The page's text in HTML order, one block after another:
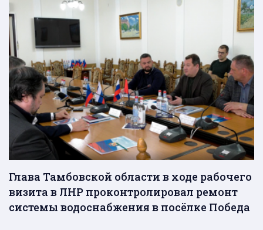
Глава Тамбовской области в ходе рабочего
визита в ЛНР проконтролировал ремонт
системы водоснабжения в посёлке Победа